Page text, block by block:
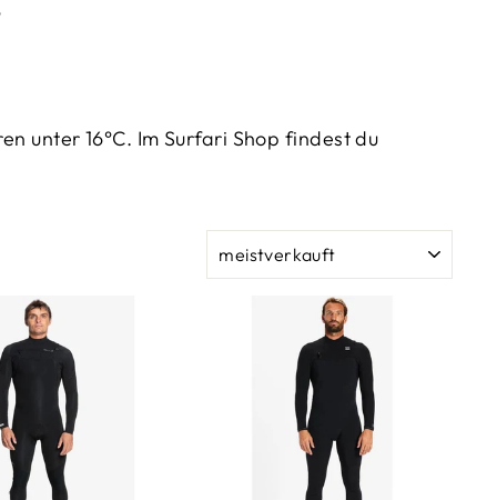
unter 16°C. Im Surfari Shop findest du